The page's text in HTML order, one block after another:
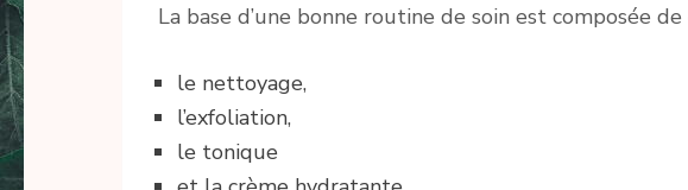
La base d’une bonne routine de soin est composée
le nettoyage,
l’exfoliation,
le tonique